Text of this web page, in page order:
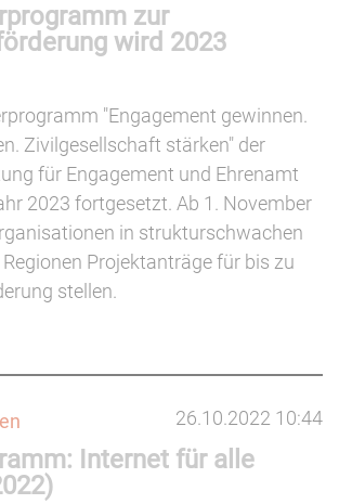
zur
wird 2023
"Engagement gewinnen.
Zivilgesellschaft stärken" der
für Engagement und Ehrenamt
2023 fortgesetzt. Ab 1. November
in strukturschwachen
Projektanträge für bis zu
stellen.
26.10.2022 10:44
Internet für alle